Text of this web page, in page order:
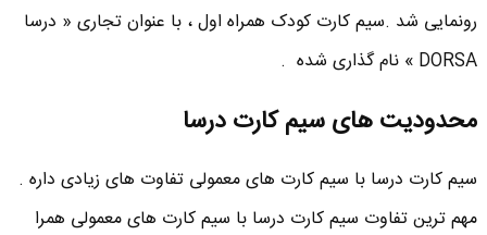
رونمایی شد .سیم کارت کودک همراه اول ، با عنوان تجاری « درسا
DORSA » نام گذاری شده .
محدودیت های سیم کارت درسا
سیم کارت درسا با سیم کارت های معمولی تفاوت های زیادی داره .
مهم ترین تفاوت سیم کارت درسا با سیم کارت های معمولی همرا